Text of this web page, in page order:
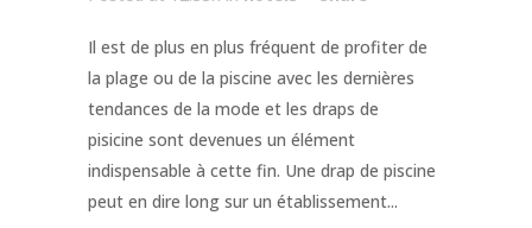
Il est de plus en plus fréquent de profiter de
la plage ou de la piscine avec les dernières
tendances de la mode et les draps de
pisicine sont devenues un élément
indispensable à cette fin. Une drap de piscine
peut en dire long sur un établissement...